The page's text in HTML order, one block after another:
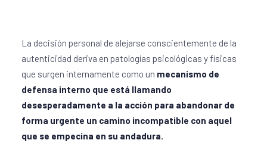
La decisión personal de alejarse conscientemente de la
autenticidad deriva en patologías psicológicas y físicas
que surgen internamente como un mecanismo de
defensa interno que está llamando
desesperadamente a la acción para abandonar de
forma urgente un camino incompatible con aquel
que se empecina en su andadura.